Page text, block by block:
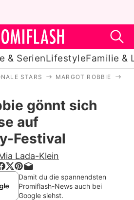
& SerienLifestyleFamilie &
Stars
Filme & Serien
Lifestyle
& Liebe
Exklusiv
STARS MARGOT ROBBIE
gönnt sich
auf
Festival
Lada-Klein
Damit du die spannendsten
Promiflash-News auch bei
Google siehst.